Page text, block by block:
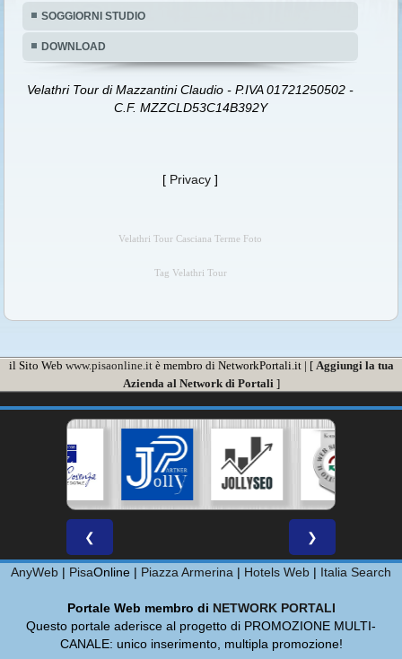
SOGGIORNI STUDIO
DOWNLOAD
Velathri Tour di Mazzantini Claudio - P.IVA 01721250502 -
C.F. MZZCLD53C14B392Y
[ Privacy ]
Velathri Tour Casciana Terme Foto
Tag Velathri Tour
il Sito Web www.pisaonline.itè membro di NetworkPortali.it | [ Aggiungi la tua
Azienda al Network di Portali ]
❮ ❯
AnyWeb | PisaOnline | Piazza Armerina | Hotels Web | Italia Search
Portale Web membro di NETWORK PORTALI
Questo portale aderisce al progetto di PROMOZIONE MULTI-
CANALE: unico inserimento, multipla promozione!